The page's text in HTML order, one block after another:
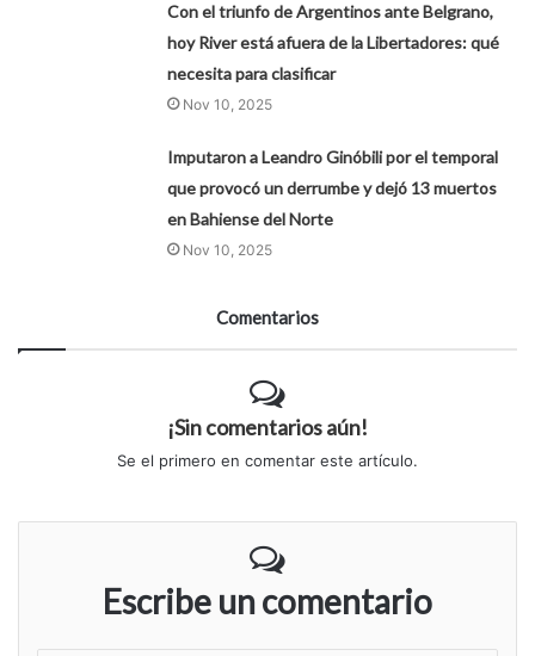
Con el triunfo de Argentinos ante Belgrano,
hoy River está afuera de la Libertadores: qué
necesita para clasificar
Nov 10, 2025
Imputaron a Leandro Ginóbili por el temporal
que provocó un derrumbe y dejó 13 muertos
en Bahiense del Norte
Nov 10, 2025
Comentarios
¡Sin comentarios aún!
Se el primero en comentar este artículo.
Escribe un comentario